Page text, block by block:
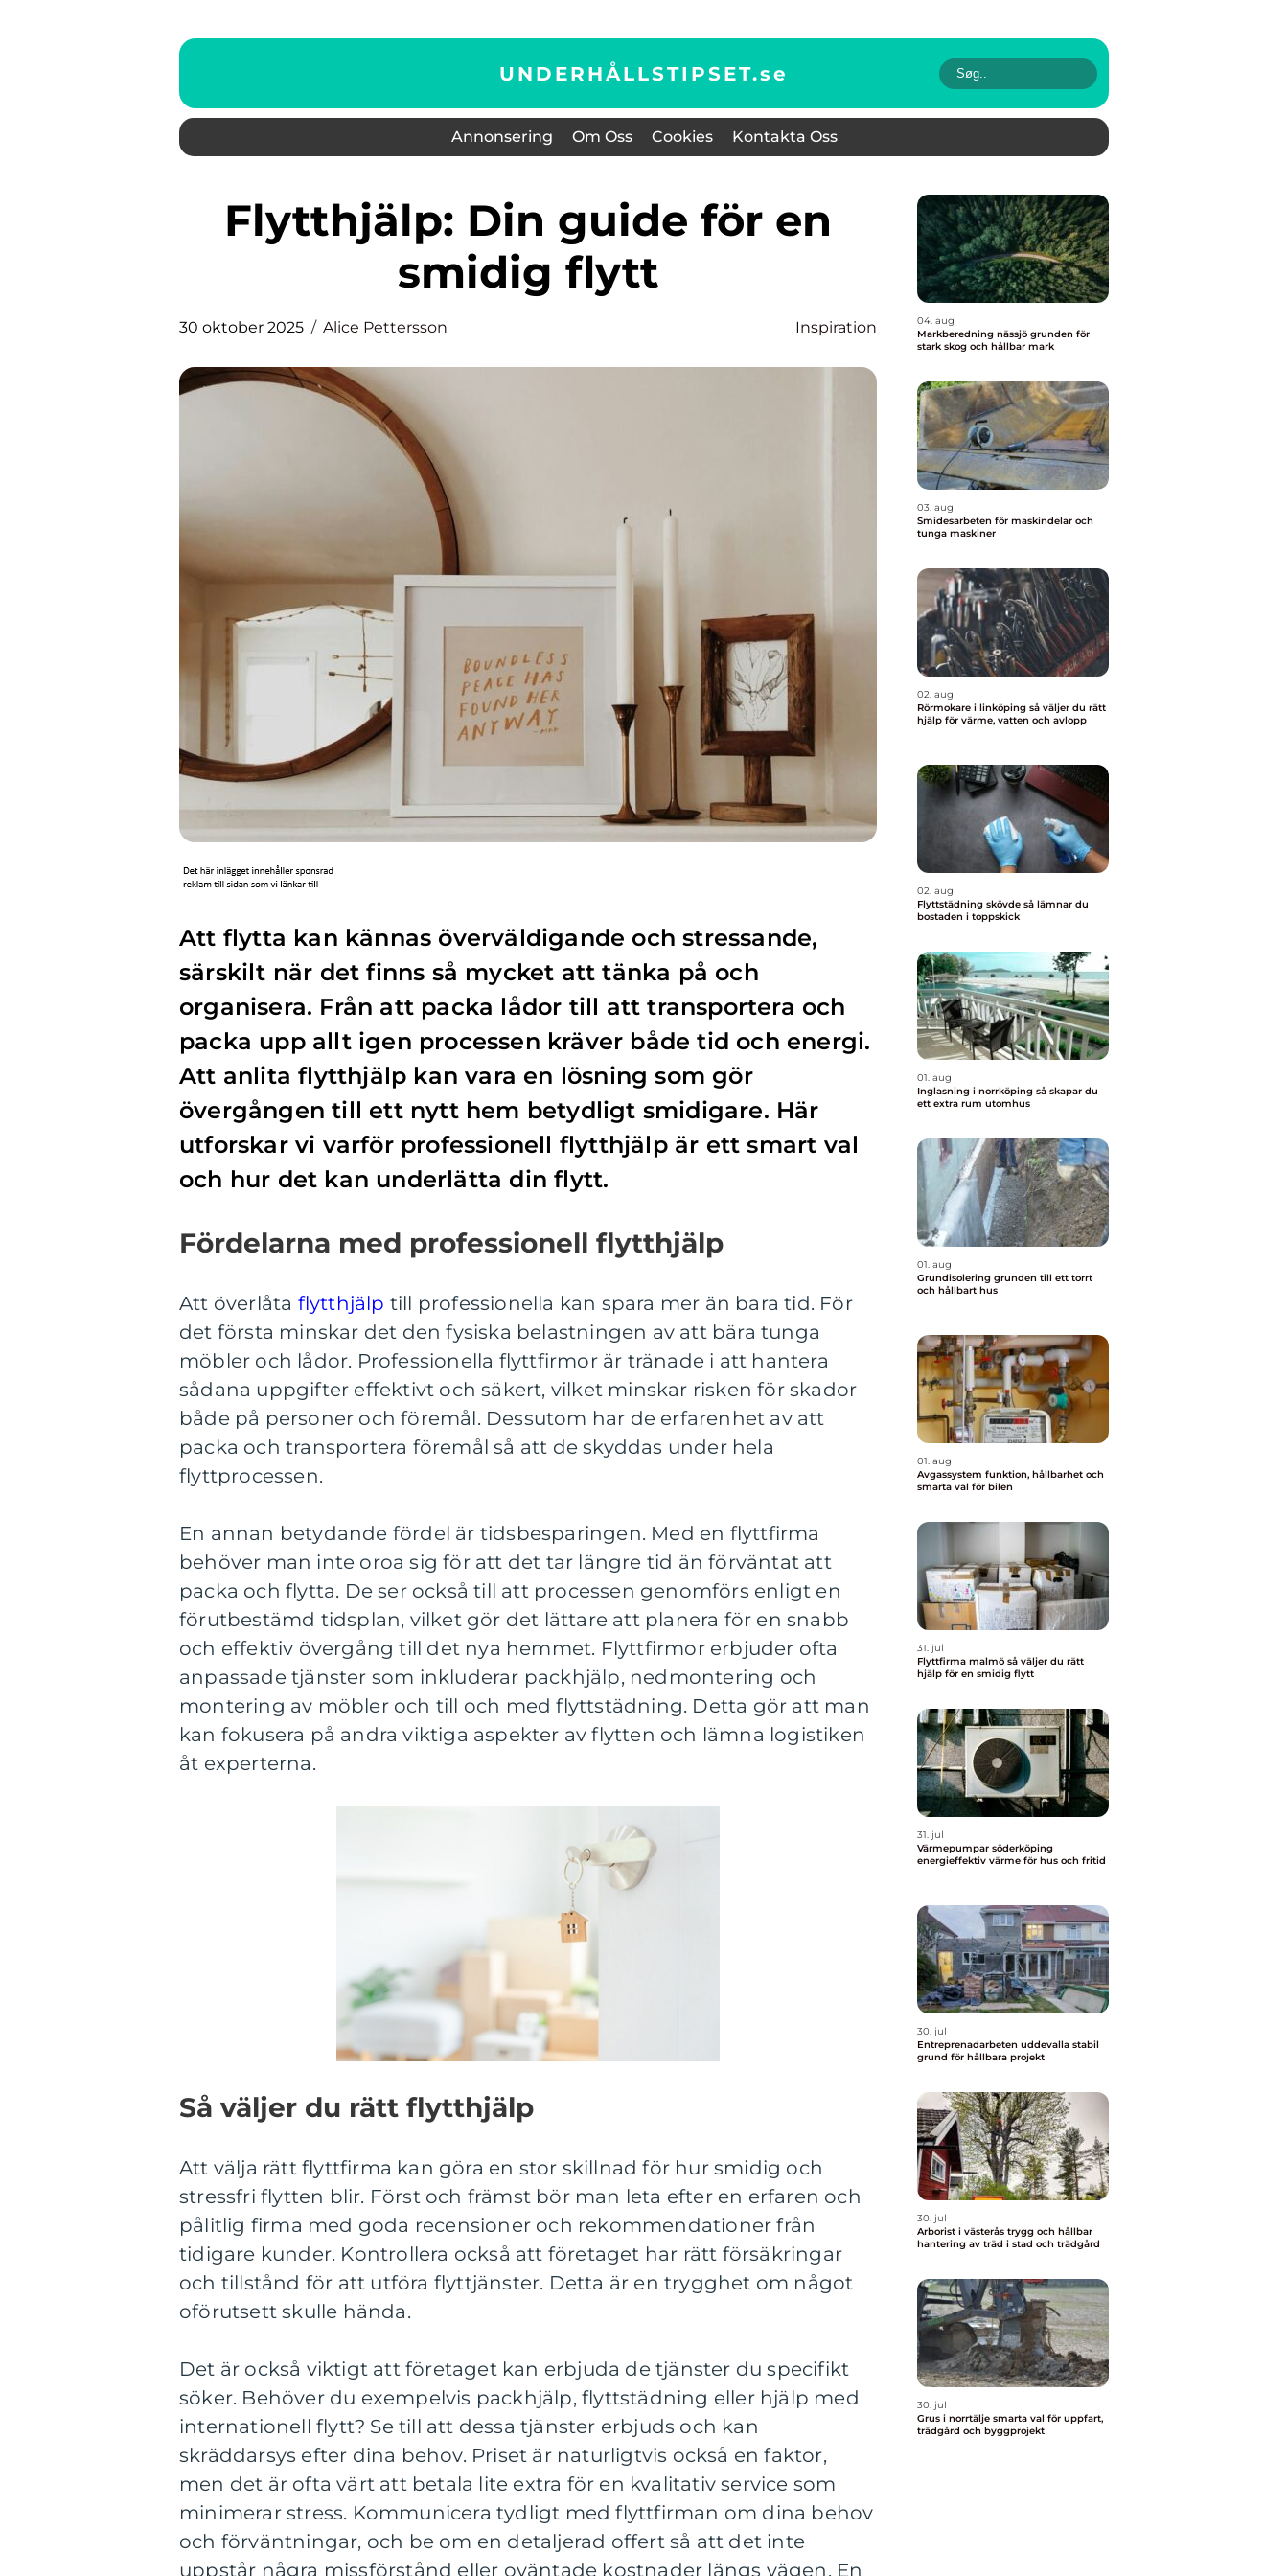
UNDERHÅLLSTIPSET.se
Annonsering Om Oss Cookies Kontakta Oss
Flytthjälp: Din guide för en
smidig flytt
30 oktober 2025 Alice Pettersson Inspiration
Att flytta kan kännas överväldigande och stressande,
särskilt när det finns så mycket att tänka på och
organisera. Från att packa lådor till att transportera och
packa upp allt igen processen kräver både tid och energi.
Att anlita flytthjälp kan vara en lösning som gör
övergången till ett nytt hem betydligt smidigare. Här
utforskar vi varför professionell flytthjälp är ett smart val
och hur det kan underlätta din flytt.
Fördelarna med professionell flytthjälp
Att överlåta flytthjälp till professionella kan spara mer än bara tid. För
det första minskar det den fysiska belastningen av att bära tunga
möbler och lådor. Professionella flyttfirmor är tränade i att hantera
sådana uppgifter effektivt och säkert, vilket minskar risken för skador
både på personer och föremål. Dessutom har de erfarenhet av att
packa och transportera föremål så att de skyddas under hela
flyttprocessen.
En annan betydande fördel är tidsbesparingen. Med en flyttfirma
behöver man inte oroa sig för att det tar längre tid än förväntat att
packa och flytta. De ser också till att processen genomförs enligt en
förutbestämd tidsplan, vilket gör det lättare att planera för en snabb
och effektiv övergång till det nya hemmet. Flyttfirmor erbjuder ofta
anpassade tjänster som inkluderar packhjälp, nedmontering och
montering av möbler och till och med flyttstädning. Detta gör att man
kan fokusera på andra viktiga aspekter av flytten och lämna logistiken
åt experterna.
Så väljer du rätt flytthjälp
Att välja rätt flyttfirma kan göra en stor skillnad för hur smidig och
stressfri flytten blir. Först och främst bör man leta efter en erfaren och
pålitlig firma med goda recensioner och rekommendationer från
tidigare kunder. Kontrollera också att företaget har rätt försäkringar
och tillstånd för att utföra flyttjänster. Detta är en trygghet om något
oförutsett skulle hända.
Det är också viktigt att företaget kan erbjuda de tjänster du specifikt
söker. Behöver du exempelvis packhjälp, flyttstädning eller hjälp med
internationell flytt? Se till att dessa tjänster erbjuds och kan
skräddarsys efter dina behov. Priset är naturligtvis också en faktor,
men det är ofta värt att betala lite extra för en kvalitativ service som
minimerar stress. Kommunicera tydligt med flyttfirman om dina behov
och förväntningar, och be om en detaljerad offert så att det inte
uppstår några missförstånd eller oväntade kostnader längs vägen. En
04. aug
Markberedning nässjö grunden för
stark skog och hållbar mark
03. aug
Smidesarbeten för maskindelar och
tunga maskiner
02. aug
Rörmokare i linköping så väljer du rätt
hjälp för värme, vatten och avlopp
02. aug
Flyttstädning skövde så lämnar du
bostaden i toppskick
01. aug
Inglasning i norrköping så skapar du
ett extra rum utomhus
01. aug
Grundisolering grunden till ett torrt
och hållbart hus
01. aug
Avgassystem funktion, hållbarhet och
smarta val för bilen
31. jul
Flyttfirma malmö så väljer du rätt
hjälp för en smidig flytt
31. jul
Värmepumpar söderköping
energieffektiv värme för hus och fritid
30. jul
Entreprenadarbeten uddevalla stabil
grund för hållbara projekt
30. jul
Arborist i västerås trygg och hållbar
hantering av träd i stad och trädgård
30. jul
Grus i norrtälje smarta val för uppfart,
trädgård och byggprojekt